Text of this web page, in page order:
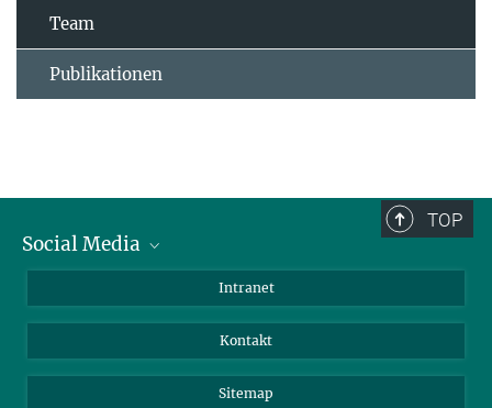
Team
Publikationen
TOP
Social Media
Intranet
Kontakt
Sitemap